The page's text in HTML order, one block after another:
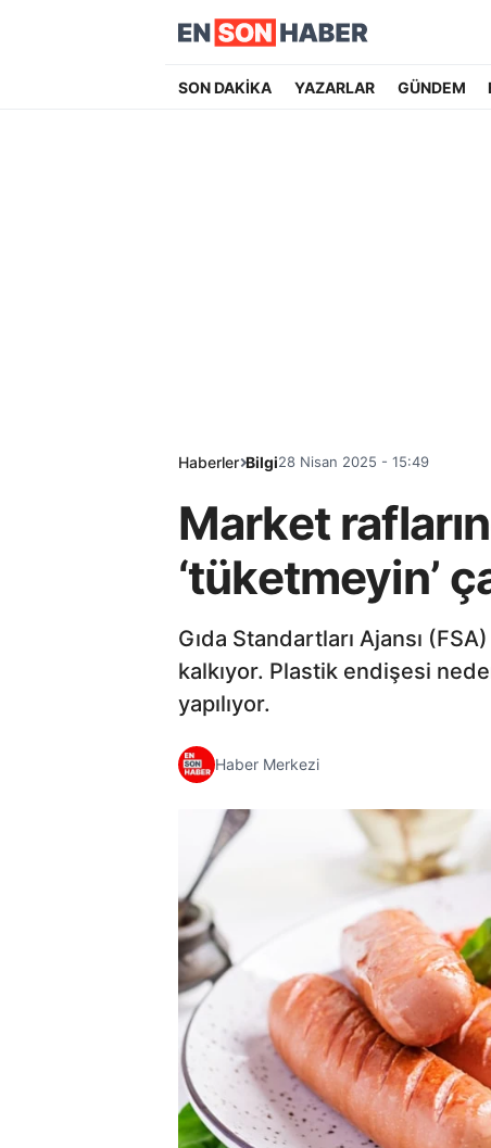
SON DAKİKA YAZARLAR GÜNDEM
Haberler Bilgi28 Nisan 2025 - 15:49
Market
‘tüketmeyin’
Gıda Standartları Ajansı
kalkıyor. Plastik endişesi
yapılıyor.
Haber Merkezi